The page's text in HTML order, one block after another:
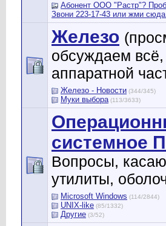
Абонент ООО "Растр"?
Звони 223-17-43 или жми
Железо
обсуждаем
аппаратной
Железо - Новости (344/345)
Муки выбора (113/3633)
системное
Вопросы,
утилиты,
Microsoft Windows (114/2844)
UNIX-like (85/1332)
Другие (3/52)